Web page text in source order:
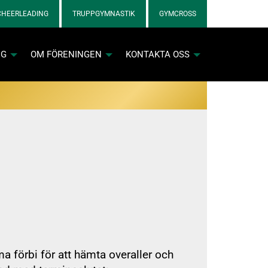
TRUPPGYMNASTIK GYMCROSS
OM FÖRENINGEN KONTAKTA OSS
förbi för att hämta overaller och